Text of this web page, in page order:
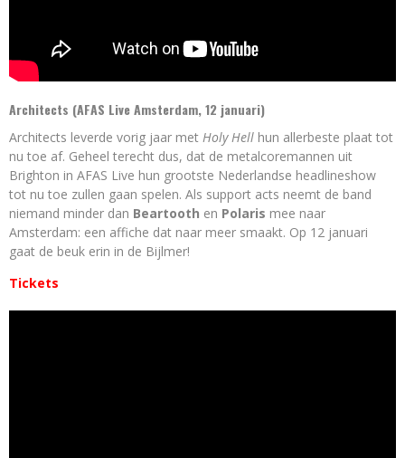
Architects (AFAS Live Amsterdam, 12 januari)
Architects leverde vorig jaar met Holy Hell hun allerbeste plaat tot
nu toe af. Geheel terecht dus, dat de metalcoremannen uit
Brighton in AFAS Live hun grootste Nederlandse headlineshow
tot nu toe zullen gaan spelen. Als support acts neemt de band
niemand minder dan Beartooth en Polaris mee naar
Amsterdam: een affiche dat naar meer smaakt. Op 12 januari
gaat de beuk erin in de Bijlmer!
Tickets